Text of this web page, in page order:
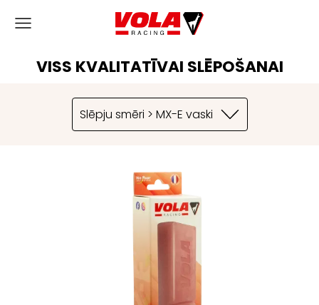
VISS KVALITATĪVAI SLĒPOŠANAI
Slēpju smēri > MX-E vaski